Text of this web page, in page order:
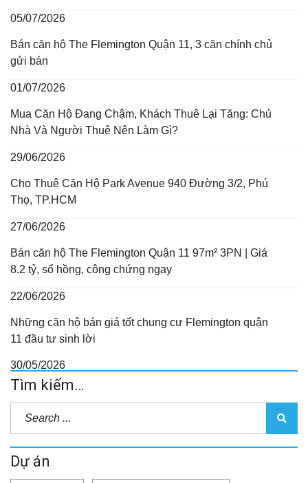
05/07/2026
Bán căn hộ The Flemington Quận 11, 3 căn chính chủ
gửi bán
01/07/2026
Mua Căn Hộ Đang Chậm, Khách Thuê Lại Tăng: Chủ
Nhà Và Người Thuê Nên Làm Gì?
29/06/2026
Cho Thuê Căn Hộ Park Avenue 940 Đường 3/2, Phú
Thọ, TP.HCM
27/06/2026
Bán căn hộ The Flemington Quận 11 97m² 3PN | Giá
8.2 tỷ, sổ hồng, công chứng ngay
22/06/2026
Những căn hộ bán giá tốt chung cư Flemington quận
11 đầu tư sinh lời
30/05/2026
Tìm kiếm…
Dự án